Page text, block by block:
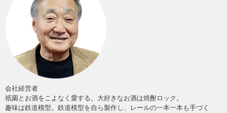
会社経営者
祇園とお酒をこよなく愛する。大好きなお酒は焼酎ロック。
趣味は鉄道模型。鉄道模型を自ら製作し、レールの一本一本も手づく